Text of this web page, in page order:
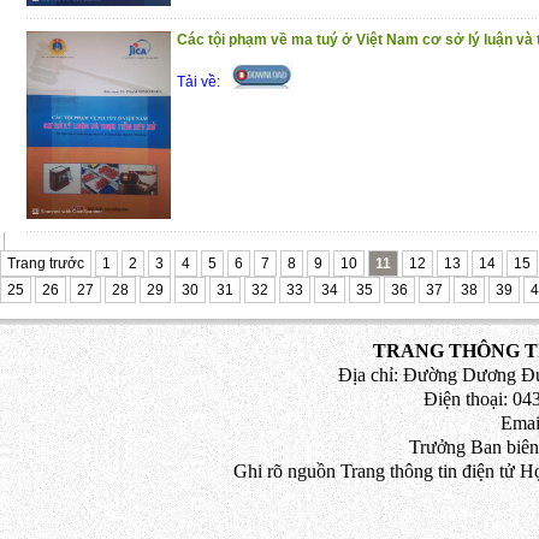
PHẦN IV. QUY ĐỊNH XỬ LÝ
CHỨC DANH TƯ PHÁP TRONG TOÀ
SỐ HƯỚNG DẪN, QUYẾT ĐỊNH MỚI
những thiếu sót nhất định. Rất mong
những đóng góp ý kiến của quý vị độc
thiện hơn khi tái bản. Mọi thắc mắc về
bản quyền xin liên hệ theo địa chỉ: 141/20
Q.12, TP. HCM.
Trân trọng giới thiệu cuốn sách
Các tội phạm về ma tuý ở Việt Nam cơ sở lý luận
Tải về:
Trang trước 1 2 3 4 5 6 7 8 9 10 11 12 13 14
15
25
26 27 28 29 30 31 32 33 34 35 36 37 38 39
TRANG THÔNG
Địa chỉ: Đường Dương
Điện thoại:
Trưởng Ban
Ghi rõ nguồn Trang thông tin điện tử